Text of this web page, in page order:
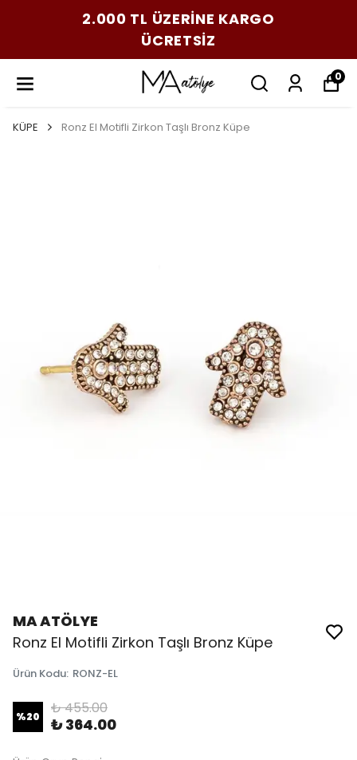
2.000 TL ÜZERİNE KARGO
ÜCRETSİZ
0
KÜPE Ronz El Motifli Zirkon Taşlı Bronz Küpe
MA ATÖLYE
Ronz El Motifli Zirkon Taşlı Bronz Küpe
Ürün Kodu: RONZ-EL
%20 ₺ 455.00
₺ 364.00